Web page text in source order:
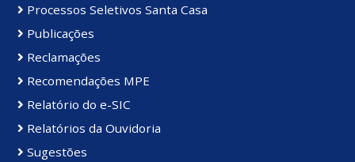
Processos Seletivos Santa Casa
Publicações
Reclamações
Recomendações MPE
Relatório do e-SIC
Relatórios da Ouvidoria
Sugestões